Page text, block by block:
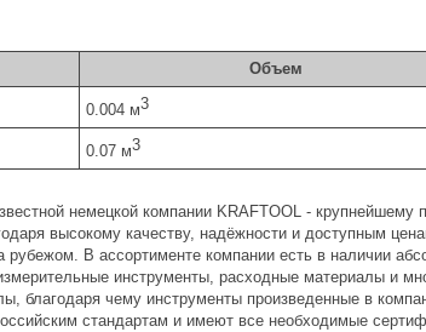
Объем
0.004 м3
0.07 м3
немецкой компании KRAFTOOL - крупнейшему
высокому качеству, надёжности и доступным
рубежом. В ассортименте компании есть в наличии
инструменты, расходные материалы и
благодаря чему инструменты произведенные в
стандартам и имеют все необходимые